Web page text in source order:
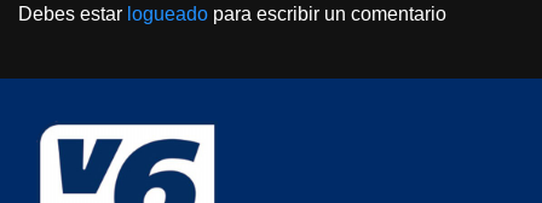
Debes estar logueado para escribir un comentario